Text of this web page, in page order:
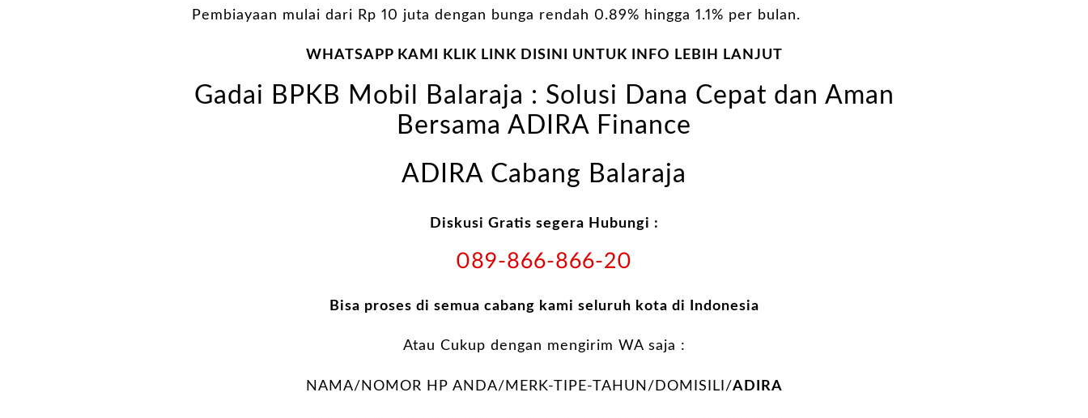
Pembiayaan mulai dari Rp 10 juta dengan bunga rendah 0.89% hingga 1.1% per bulan.
WHATSAPP KAMI KLIK LINK DISINI UNTUK INFO LEBIH LANJUT
Gadai BPKB Mobil Balaraja : Solusi Dana Cepat dan Aman
Bersama ADIRA Finance
ADIRA Cabang Balaraja
Diskusi Gratis segera Hubungi :
089-866-866-20
Bisa proses di semua cabang kami seluruh kota di Indonesia
Atau Cukup dengan mengirim WA saja :
NAMA/NOMOR HP ANDA/MERK-TIPE-TAHUN/DOMISILI/ADIRA